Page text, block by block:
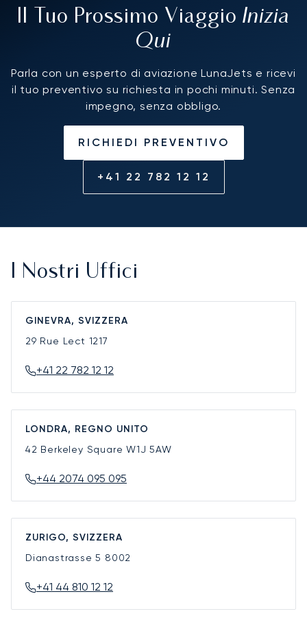
Il Tuo Prossimo Viaggio Inizia
Qui
Parla con un esperto di aviazione LunaJets e ricevi
il tuo preventivo su richiesta in pochi minuti. Senza
impegno, senza obbligo.
RICHIEDI PREVENTIVO
+41 22 782 12 12
I Nostri Uffici
GINEVRA, SVIZZERA
29 Rue Lect 1217
+41 22 782 12 12
LONDRA, REGNO UNITO
42 Berkeley SquareW1J 5AW
+44 2074 095 095
ZURIGO, SVIZZERA
Dianastrasse 5 8002
+41 44 810 12 12